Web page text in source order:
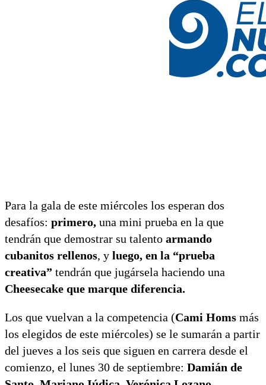
Para la gala de este miércoles los esperan dos
desafíos: primero, una mini prueba en la que
tendrán que demostrar su talento armando
cubanitos rellenos, y luego, en la “prueba
creativa” tendrán que jugársela haciendo una
Cheesecake que marque diferencia.
Los que vuelvan a la competencia (Cami Homs más
los elegidos de este miércoles) se le sumarán a partir
del jueves a los seis que siguen en carrera desde el
comienzo, el lunes 30 de septiembre: Damián de